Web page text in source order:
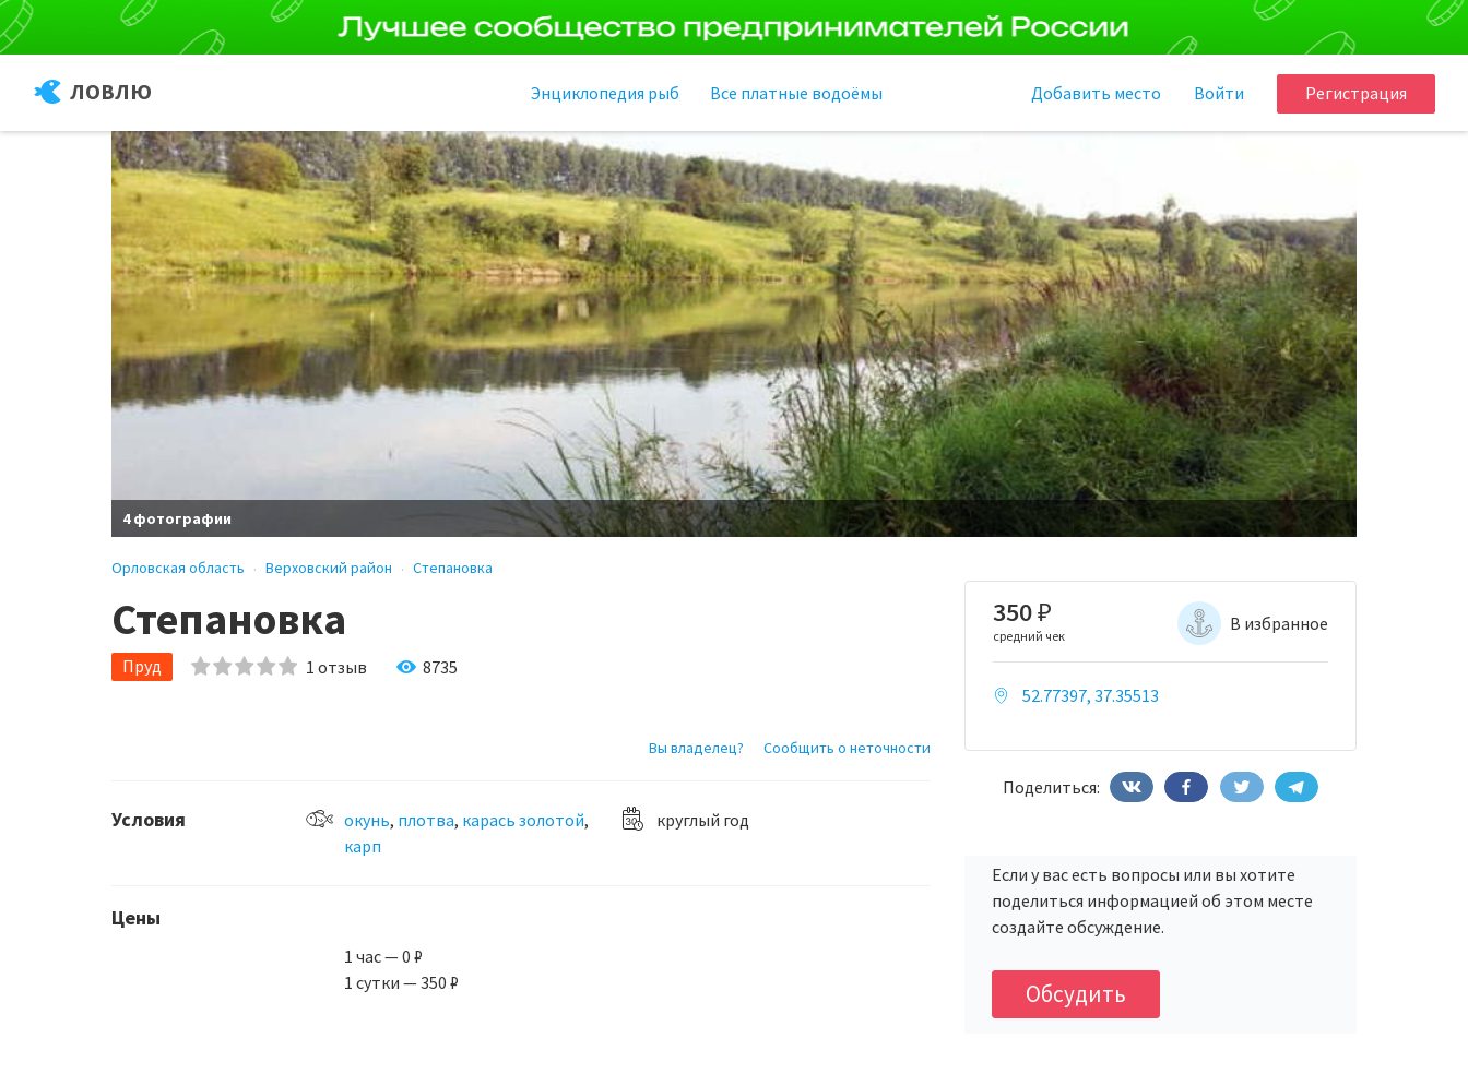
ЛОВЛЮ Регистрация
Войти
Добавить место
Энциклопедия рыб Все платные водоёмы
4 фотографии
Орловская область Верховский район Степановка
Степановка
Пруд 1 отзыв 8735
Вы владелец? Сообщить о неточности
Условия окунь, плотва, карась золотой,
карп
круглый год
Цены
1 час — 0 ₽
1 сутки — 350 ₽
350₽
средний чек
В избранное
52.77397, 37.35513
Поделиться:
Если у вас есть вопросы или вы хотите
поделиться информацией об этом месте
создайте обсуждение.
Обсудить